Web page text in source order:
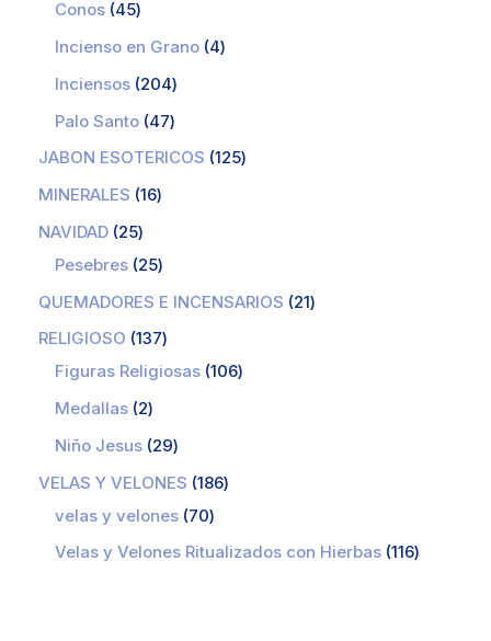
Conos 45
Incienso en Grano 4
Inciensos 204
Palo Santo 47
JABON ESOTERICOS 125
MINERALES 16
NAVIDAD 25
Pesebres 25
QUEMADORES E INCENSARIOS 21
RELIGIOSO 137
Figuras Religiosas 106
Medallas 2
Niño Jesus 29
VELAS Y VELONES 186
velas y velones 70
Velas y Velones Ritualizados con Hierbas 116